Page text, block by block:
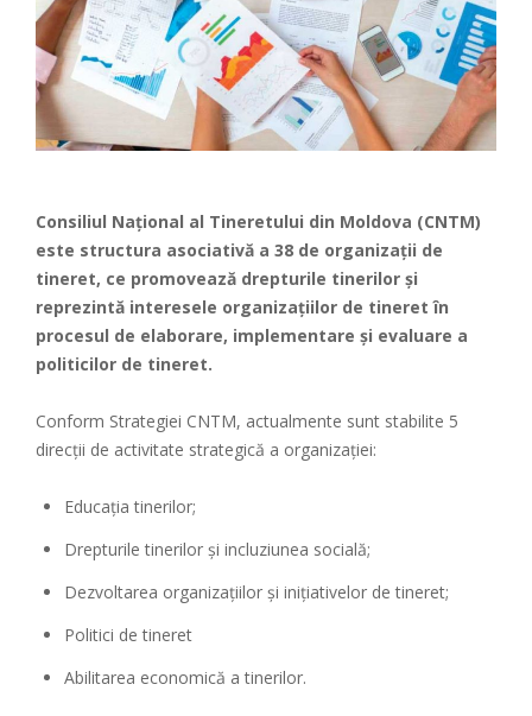
Consiliul Național al Tineretului din Moldova (CNTM)
este structura asociativă a 38 de organizații de
tineret, ce promovează drepturile tinerilor și
reprezintă interesele organizațiilor de tineret în
procesul de elaborare, implementare și evaluare a
politicilor de tineret.
Conform Strategiei CNTM, actualmente sunt stabilite 5
direcții de activitate strategică a organizației:
Educația tinerilor;
Drepturile tinerilor și incluziunea socială;
Dezvoltarea organizațiilor și inițiativelor de tineret;
Politici de tineret
Abilitarea economică a tinerilor.